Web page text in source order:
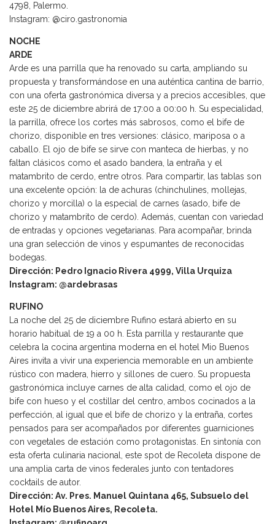
4798, Palermo.
Instagram: @ciro.gastronomia
NOCHE
ARDE
Arde es una parrilla que ha renovado su carta, ampliando su
propuesta y transformándose en una auténtica cantina de barrio,
con una oferta gastronómica diversa y a precios accesibles, que
este 25 de diciembre abrirá de 17:00 a 00:00 h. Su especialidad,
la parrilla, ofrece los cortes más sabrosos, como el bife de
chorizo, disponible en tres versiones: clásico, mariposa o a
caballo. El ojo de bife se sirve con manteca de hierbas, y no
faltan clásicos como el asado bandera, la entraña y el
matambrito de cerdo, entre otros. Para compartir, las tablas son
una excelente opción: la de achuras (chinchulines, mollejas,
chorizo y morcilla) o la especial de carnes (asado, bife de
chorizo y matambrito de cerdo). Además, cuentan con variedad
de entradas y opciones vegetarianas. Para acompañar, brinda
una gran selección de vinos y espumantes de reconocidas
bodegas.
Dirección: Pedro Ignacio Rivera 4999, Villa Urquiza
Instagram: @ardebrasas
RUFINO
La noche del 25 de diciembre Rufino estará abierto en su
horario habitual de 19 a 00 h. Esta parrilla y restaurante que
celebra la cocina argentina moderna en el hotel Mio Buenos
Aires invita a vivir una experiencia memorable en un ambiente
rústico con madera, hierro y sillones de cuero. Su propuesta
gastronómica incluye carnes de alta calidad, como el ojo de
bife con hueso y el costillar del centro, ambos cocinados a la
perfección, al igual que el bife de chorizo y la entraña, cortes
pensados para ser acompañados por diferentes guarniciones
con vegetales de estación como protagonistas. En sintonía con
esta oferta culinaria nacional, este spot de Recoleta dispone de
una amplia carta de vinos federales junto con tentadores
cocktails de autor.
Dirección: Av. Pres. Manuel Quintana 465, Subsuelo del
Hotel Mío Buenos Aires, Recoleta.